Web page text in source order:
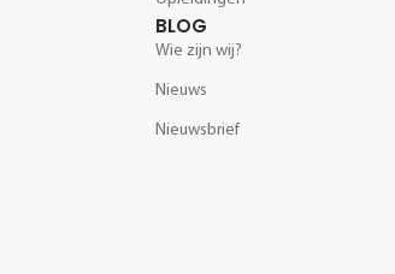
BLOG
Wie zijn wij?
Nieuws
Nieuwsbrief